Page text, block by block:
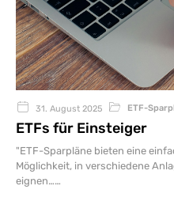
31. August 2025 ETF-
ETFs für Einsteiger
"ETF-Sparpläne bieten eine
Möglichkeit, in verschiedene
eignen…